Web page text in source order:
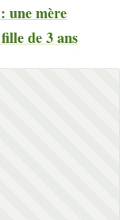
une mère
de 3 ans